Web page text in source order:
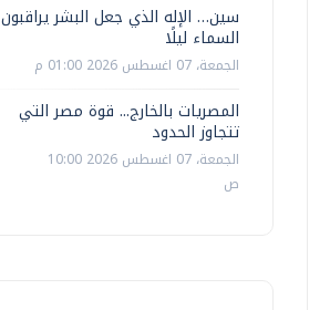
سين… الإله الذي جعل البشر يراقبون
السماء ليلًا
الجمعة، 07 اغسطس 2026 01:00 م
المصريات بالخارج... قوة مصر التي
تتجاوز الحدود
الجمعة، 07 اغسطس 2026 10:00
ص